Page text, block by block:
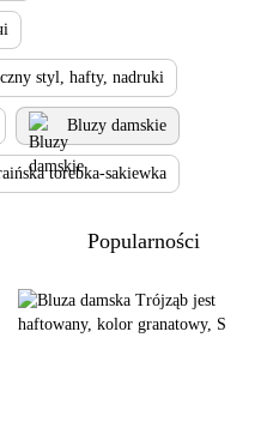
styl, hafty, nadruki
Bluzy damskie
torebka-sakiewka
Popularności